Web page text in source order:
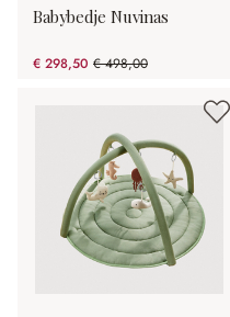
Babybedje Nuvinas
€ 298,50 € 498,00
(40.06% gespart)